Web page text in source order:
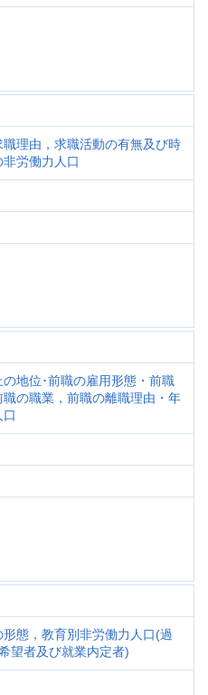
理由，求職活動の有無及び時
労働力人口
地位･前職の雇用形態・前職
の職業，前職の離職理由・年
態，教育別非労働力人口(過
望者及び就業内定者)